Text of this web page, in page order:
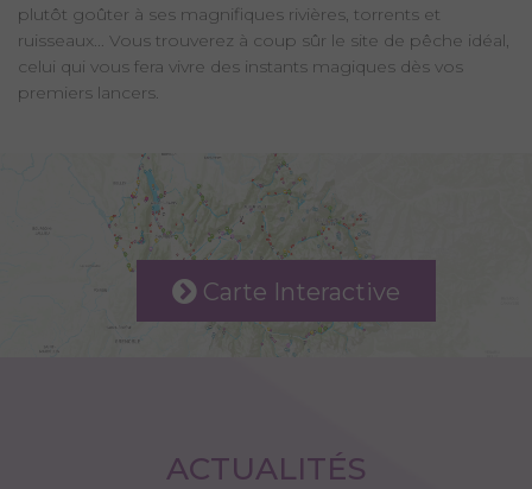
plutôt goûter à ses magnifiques rivières, torrents et
ruisseaux... Vous trouverez à coup sûr le site de pêche idéal,
celui qui vous fera vivre des instants magiques dès vos
premiers lancers.
Carte Interactive
ACTUALITÉS